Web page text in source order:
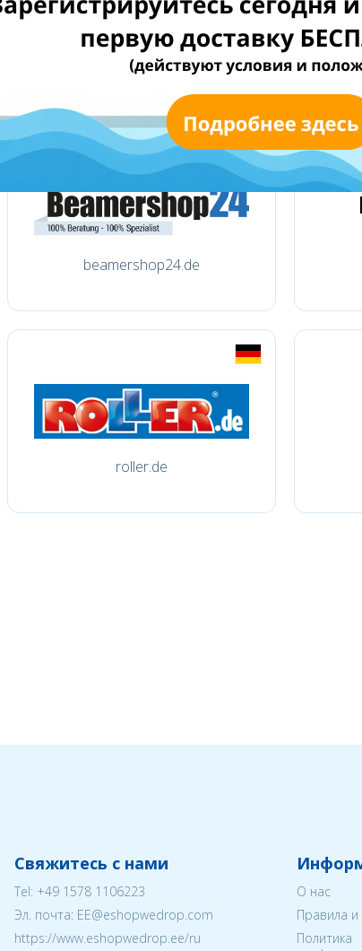
weltbild.de
beamershop24.de
roller.de
Свяжитесь с нами
Tel: +49 1578 1106223
Эл. почта: EE@eshopwedrop.com
https://www.eshopwedrop.ee/ru
О нас
Правила и
Политика